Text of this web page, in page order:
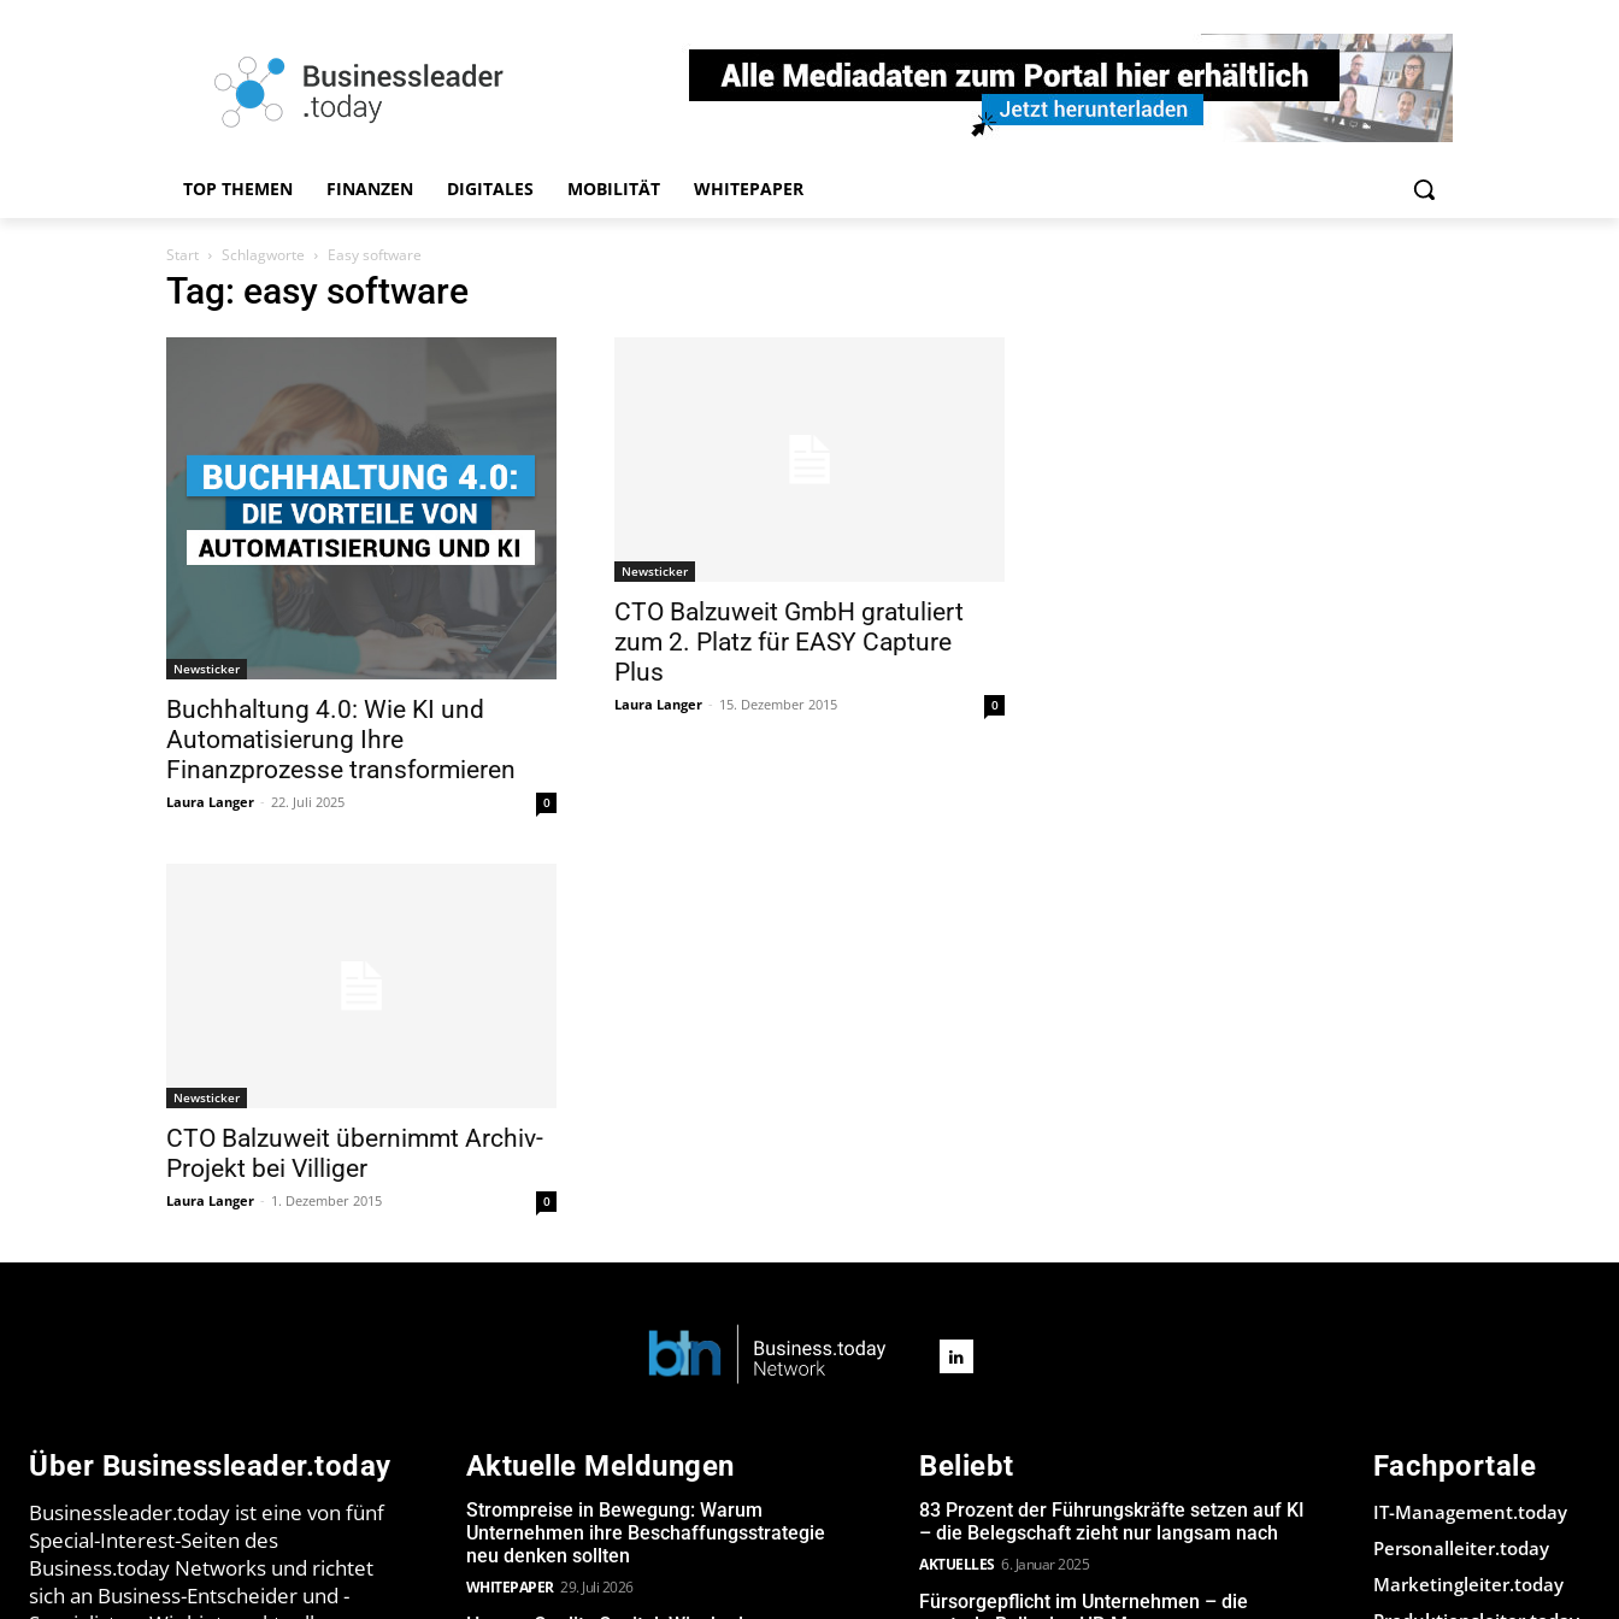
TOP THEMEN FINANZEN DIGITALES MOBILITÄT WHITEPAPER
Start Schlagworte Easy software
Tag: easy software
Newsticker
Buchhaltung 4.0: Wie KI und
Automatisierung Ihre
Finanzprozesse transformieren
Laura Langer - 22. Juli 2025 0
Newsticker
CTO Balzuweit GmbH gratuliert
zum 2. Platz für EASY Capture
Plus
Laura Langer - 15. Dezember 2015 0
Newsticker
CTO Balzuweit übernimmt Archiv-
Projekt bei Villiger
Laura Langer - 1. Dezember 2015 0
Über Businessleader.today
Businessleader.today ist eine von fünf
Special-Interest-Seiten des
Business.today Networks und richtet
sich an Business-Entscheider und -
Aktuelle Meldungen
Strompreise in Bewegung: Warum
Unternehmen ihre Beschaffungsstrategie
neu denken sollten
WHITEPAPER 29. Juli 2026
Beliebt
83 Prozent der Führungskräfte setzen auf KI
– die Belegschaft zieht nur langsam nach
AKTUELLES 6. Januar 2025
Fürsorgepflicht im Unternehmen – die
Fachportale
IT-Management.today
Personalleiter.today
Marketingleiter.today